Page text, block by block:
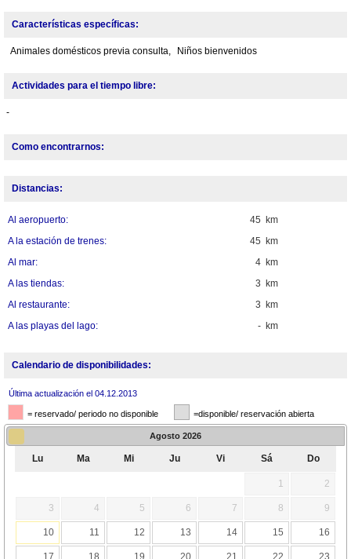
Características específicas:
Animales domésticos previa consulta, Niños bienvenidos
Actividades para el tiempo libre:
-
Como encontrarnos:
Distancias:
45 km
Al aeropuerto:
45 km
A la estación de trenes:
4 km
Al mar:
3 km
A las tiendas:
3 km
Al restaurante:
- km
A las playas del lago:
Calendario de disponibilidades:
Última actualización el 04.12.2013
= reservado/ periodo no disponible =disponible/ reservación abierta
Agosto 2026
Lu Ma Mi Ju Vi Sá Do
1 2
3 4 5 6 7 8 9
10 11 12 13 14 15 16